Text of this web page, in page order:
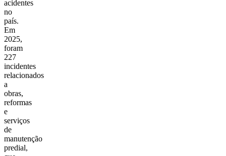
acidentes
no
país.
Em
2025,
foram
227
incidentes
relacionados
a
obras,
reformas
e
serviços
de
manutenção
predial,